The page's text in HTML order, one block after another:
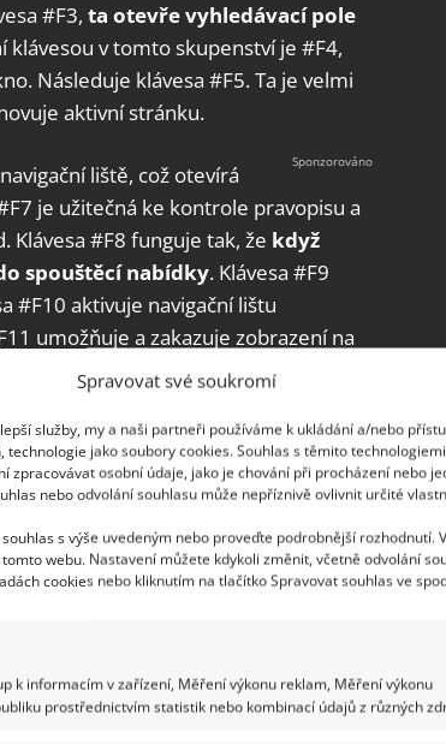
Spravovat své soukromí
služby, my a naši partneři používáme k ukládání a/nebo
technologie jako soubory cookies. Souhlas s těmito
zpracovávat osobní údaje, jako je chování při procházení nebo
nebo odvolání souhlasu může nepříznivě ovlivnit určité
s výše uvedeným nebo proveďte podrobnější rozhodnutí.
webu. Nastavení můžete kdykoli změnit, včetně odvolání
cookies nebo kliknutím na tlačítko Spravovat souhlas ve
k informacím v zařízení, Měření výkonu reklam, Měření výkonu
prostřednictvím statistik nebo kombinací údajů z různých
#F3, ta otevře vyhledávací pole
klávesou v tomto skupenství je #F4,
Následuje klávesa #F5. Ta je velmi
aktivní stránku.
liště, což otevírá
je užitečná ke kontrole pravopisu a
#F8 funguje tak, že když
spouštěcí nabídky. Klávesa #F9
#F10 aktivuje navigační lištu
umožňuje a zakazuje zobrazení na
#F12, ta otevře HTML dokument v
klávesnice, tyto zkratky vám možná
těmto zkratkám si usnadníte práci
nemáte po ruce myšnebo vám
13 velmi snadno pochopitelných
a optimálně.